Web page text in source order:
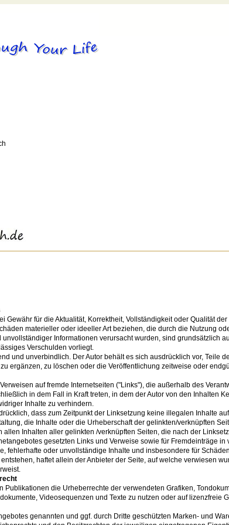
Gewähr für die Aktualität, Korrektheit, Vollständigkeit oder Qualität
materieller oder ideeller Art beziehen, die durch die Nutzung
Informationen verursacht wurden, sind grundsätzlich
Verschulden vorliegt.
und unverbindlich. Der Autor behält es sich ausdrücklich vor, Teile
ergänzen, zu löschen oder die Veröffentlichung zeitweise oder
auf fremde Internetseiten ("Links"), die außerhalb des
in dem Fall in Kraft treten, in dem der Autor von den Inhalten
Inhalte zu verhindern.
dass zum Zeitpunkt der Linksetzung keine illegalen Inhalte
die Inhalte oder die Urheberschaft der gelinkten/verknüpften
allen Inhalten aller gelinkten /verknüpften Seiten, die nach der
gesetzten Links und Verweise sowie für Fremdeinträge
fehlerhafte oder unvollständige Inhalte und insbesondere für
haftet allein der Anbieter der Seite, auf welche verwiesen
Publikationen die Urheberrechte der verwendeten Grafiken,
Videosequenzen und Texte zu nutzen oder auf lizenzfreie
genannten und ggf. durch Dritte geschützten Marken- und